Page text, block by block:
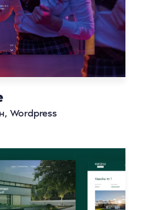
Wordpress